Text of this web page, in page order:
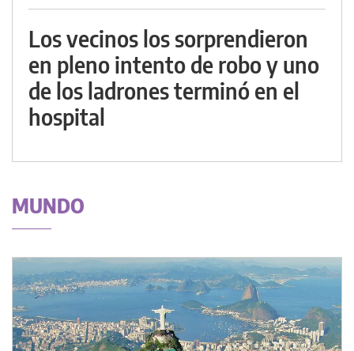
Los vecinos los sorprendieron
en pleno intento de robo y uno
de los ladrones terminó en el
hospital
MUNDO